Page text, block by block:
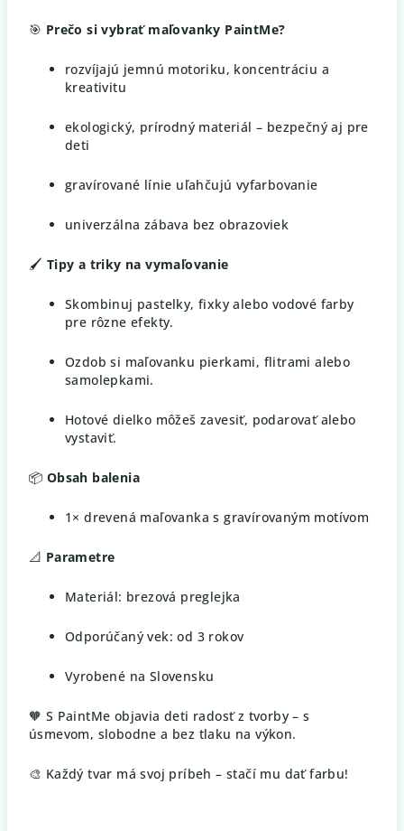
🎯 Prečo si vybrať maľovanky PaintMe?
rozvíjajú jemnú motoriku, koncentráciu a
kreativitu
ekologický, prírodný materiál – bezpečný aj pre
deti
gravírované línie uľahčujú vyfarbovanie
univerzálna zábava bez obrazoviek
🖌️ Tipy a triky na vymaľovanie
Skombinuj pastelky, fixky alebo vodové farby
pre rôzne efekty.
Ozdob si maľovanku pierkami, flitrami alebo
samolepkami.
Hotové dielko môžeš zavesiť, podarovať alebo
vystaviť.
📦 Obsah balenia
1× drevená maľovanka s gravírovaným motívom
📐 Parametre
Materiál: brezová preglejka
Odporúčaný vek: od 3 rokov
Vyrobené na Slovensku
🧡 S PaintMe objavia deti radosť z tvorby – s
úsmevom, slobodne a bez tlaku na výkon.
🎨 Každý tvar má svoj príbeh – stačí mu dať farbu!